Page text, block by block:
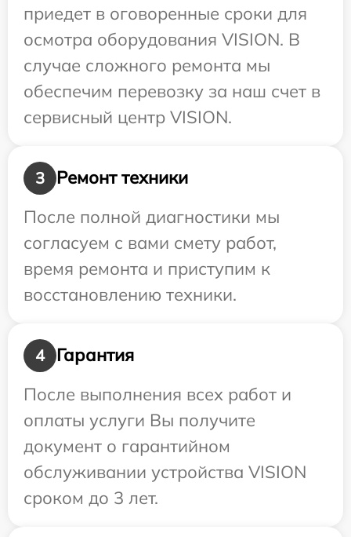
приедет в оговоренные сроки для
осмотра оборудования VISION. В
случае сложного ремонта мы
обеспечим перевозку за наш счет в
сервисный центр VISION.
3
Ремонт техники
После полной диагностики мы
согласуем с вами смету работ,
время ремонта и приступим к
восстановлению техники.
4
Гарантия
После выполнения всех работ и
оплаты услуги Вы получите
документ о гарантийном
обслуживании устройства VISION
сроком до 3 лет.